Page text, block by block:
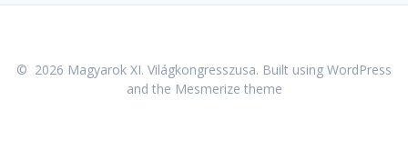
© 2026 Magyarok XI. Világkongresszusa. Built using WordPress
and the Mesmerize theme